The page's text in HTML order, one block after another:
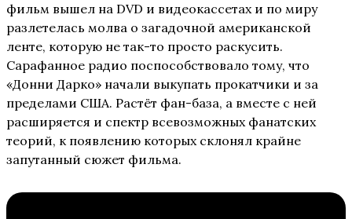
фильм вышел на DVD и видеокассетах и по миру
разлетелась молва о загадочной американской
ленте, которую не так-то просто раскусить.
Сарафанное радио поспособствовало тому, что
«Донни Дарко» начали выкупать прокатчики и за
пределами США. Растёт фан-база, а вместе с ней
расширяется и спектр всевозможных фанатских
теорий, к появлению которых склонял крайне
запутанный сюжет фильма.